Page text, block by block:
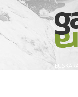
EUSKARA